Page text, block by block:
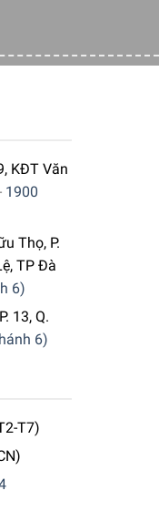
KĐT Văn
1900
Thọ, P.
TP Đà
6)
13, Q.
6)
T7)